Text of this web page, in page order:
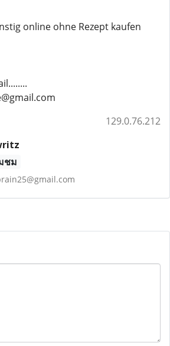
online ohne Rezept kaufen
129.0.76.212
ชม